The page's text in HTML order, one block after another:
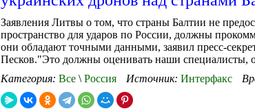
Заявления Литвы о том, что страны Балтии не
пространство для ударов по России, должны
они обладают точными данными, заявил пресс-
Песков."Это должны оценивать наши
Категория: Все \ Россия Источник: Интерфакс